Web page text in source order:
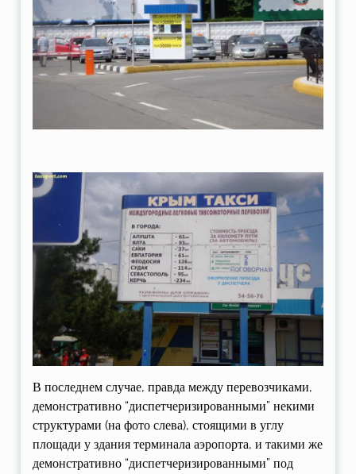
В последнем случае, правда между перевозчиками,
демонстративно “диспетчеризированными” некими
структурами (на фото слева), стоящими в углу
площади у здания терминала аэропорта, и такими же
демонстративно “диспетчеризированными” под